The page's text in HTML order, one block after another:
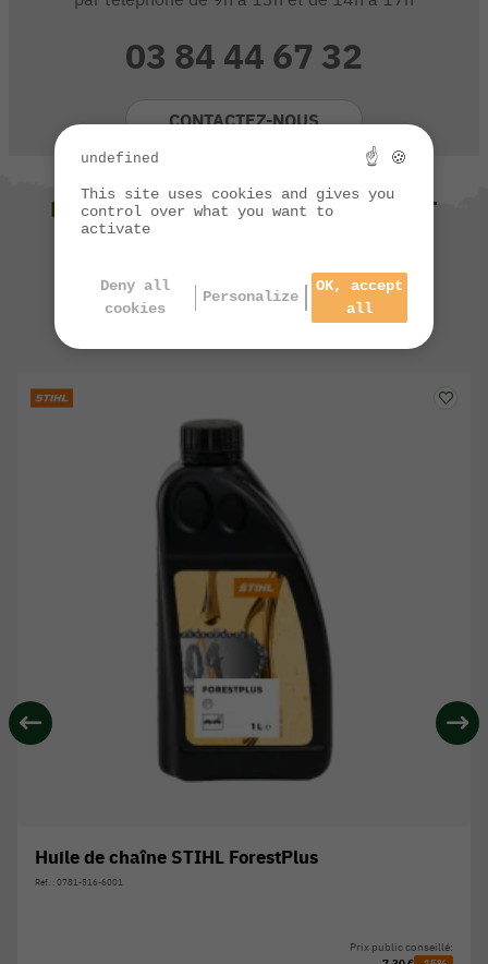
03 84 44 67 32
CONTACTEZ-NOUS
NOUS VOUS SUGGÉRONS ÉGALEMENT
Huile de chaîne STIHL ForestPlus
Réf. : 0781-516-6001
Prix public conseillé:
undefined ☝ 🍪
This site uses cookies and gives you
control over what you want to
activate
Deny all
cookies
Personalize
OK, accept
all